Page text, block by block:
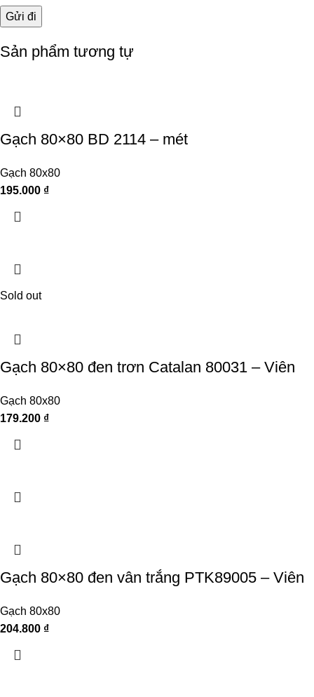
Sản phẩm tương tự
Gạch 80×80 BD 2114 – mét
Gạch 80x80
195.000 ₫
Sold out
Gạch 80×80 đen trơn Catalan 80031 – Viên
Gạch 80x80
179.200 ₫
Gạch 80×80 đen vân trắng PTK89005 – Viên
Gạch 80x80
204.800 ₫